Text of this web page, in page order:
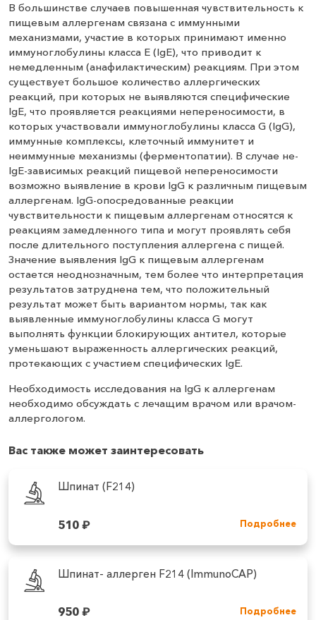
В большинстве случаев повышенная чувствительность к
пищевым аллергенам связана с иммунными
механизмами, участие в которых принимают именно
иммуноглобулины класса Е (IgE), что приводит к
немедленным (анафилактическим) реакциям. При этом
существует большое количество аллергических
реакций, при которых не выявляются специфические
IgE, что проявляется реакциями непереносимости, в
которых участвовали иммуноглобулины класса G (IgG),
иммунные комплексы, клеточный иммунитет и
неиммунные механизмы (ферментопатии). В случае не-
IgE-зависимых реакций пищевой непереносимости
возможно выявление в крови IgG к различным пищевым
аллергенам. IgG-опосредованные реакции
чувствительности к пищевым аллергенам относятся к
реакциям замедленного типа и могут проявлять себя
после длительного поступления аллергена с пищей.
Значение выявления IgG к пищевым аллергенам
остается неоднозначным, тем более что интерпретация
результатов затруднена тем, что положительный
результат может быть вариантом нормы, так как
выявленные иммуноглобулины класса G могут
выполнять функции блокирующих антител, которые
уменьшают выраженность аллергических реакций,
протекающих с участием специфических IgE.
Необходимость исследования на IgG к аллергенам
необходимо обсуждать с лечащим врачом или врачом-
аллергологом.
Вас также может заинтересовать
Шпинат (F214)
510₽ Подробнее
Шпинат- аллерген F214 (ImmunoCAP)
950₽ Подробнее